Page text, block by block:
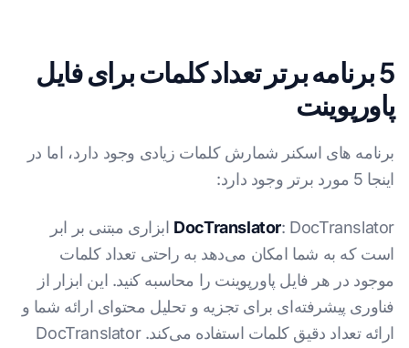
5 برنامه برتر تعداد کلمات برای فایل
پاورپوینت
برنامه های اسکنر شمارش کلمات زیادی وجود دارد، اما در
اینجا 5 مورد برتر وجود دارد:
DocTranslator : DocTranslator ابزاری مبتنی بر ابر
است که به شما امکان می‌دهد به راحتی تعداد کلمات
موجود در هر فایل پاورپوینت را محاسبه کنید. این ابزار از
فناوری پیشرفته‌ای برای تجزیه و تحلیل محتوای ارائه شما و
ارائه تعداد دقیق کلمات استفاده می‌کند. DocTranslator